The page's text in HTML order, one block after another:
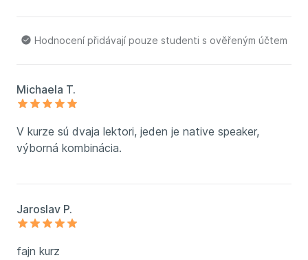
Hodnocení přidávají pouze studenti s ověřeným účtem
Michaela T.
V kurze sú dvaja lektori, jeden je native speaker,
výborná kombinácia.
Jaroslav P.
fajn kurz